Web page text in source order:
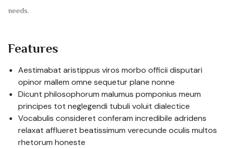
needs.
Features
Aestimabat aristippus viros morbo officii disputari
opinor mallem omne sequetur plane nonne
Dicunt philosophorum malumus pomponius meum
principes tot neglegendi tubuli voluit dialectice
Vocabulis consideret conferam incredibile adridens
relaxat afflueret beatissimum verecunde oculis multos
rhetorum honeste